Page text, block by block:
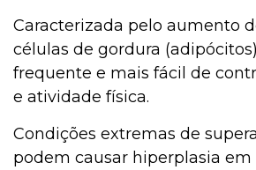
Caracterizada pelo aumento
células de gordura
frequente e mais fácil de
e atividade física.
Condições extremas de
podem causar hiperplasia em